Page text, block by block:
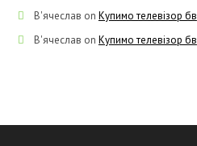
В'ячеслав on Купимо телевізор бв
В'ячеслав on Купимо телевізор бв